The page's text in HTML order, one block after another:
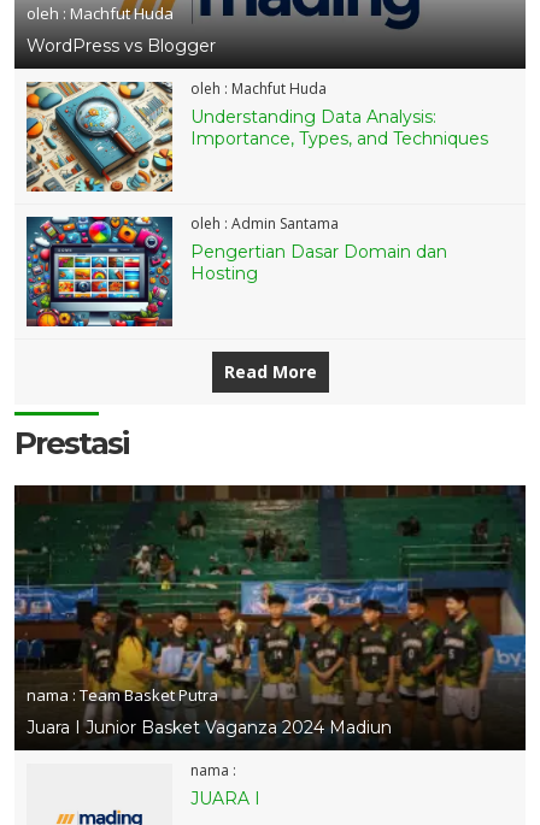
oleh : Machfut Huda
WordPress vs Blogger
oleh : Machfut Huda
Understanding Data Analysis:
Importance, Types, and Techniques
oleh : Admin Santama
Pengertian Dasar Domain dan
Hosting
Read More
Prestasi
nama : Team Basket Putra
Juara I Junior Basket Vaganza 2024 Madiun
nama :
JUARA I